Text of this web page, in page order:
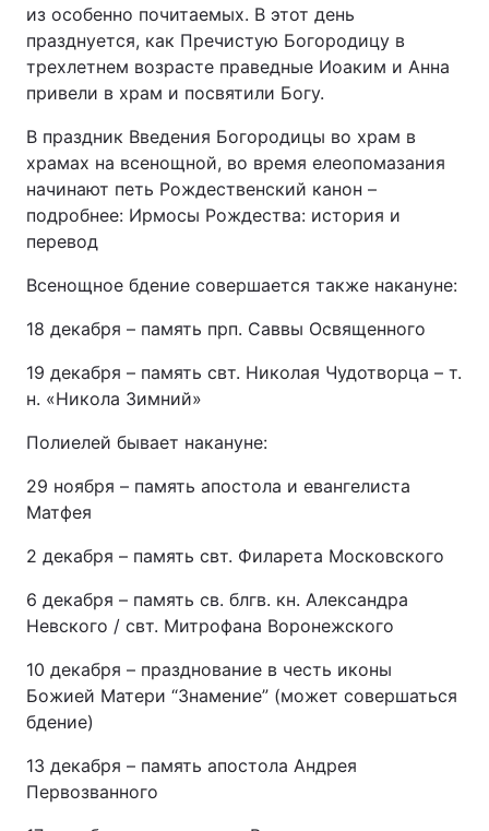
из особенно почитаемых. В этот день
празднуется, как Пречистую Богородицу в
трехлетнем возрасте праведные Иоаким и Анна
привели в храм и посвятили Богу.
В праздник Введения Богородицы во храм в
храмах на всенощной, во время елеопомазания
начинают петь Рождественский канон –
подробнее: Ирмосы Рождества: история и
перевод
Всенощное бдение совершается также накануне:
18 декабря – память прп. Саввы Освященного
19 декабря – память свт. Николая Чудотворца – т.
н. «Никола Зимний»
Полиелей бывает накануне:
29 ноября – память апостола и евангелиста
Матфея
2 декабря – память свт. Филарета Московского
6 декабря – память св. блгв. кн. Александра
Невского / свт. Митрофана Воронежского
10 декабря – празднование в честь иконы
Божией Матери “Знамение” (может совершаться
бдение)
13 декабря – память апостола Андрея
Первозванного